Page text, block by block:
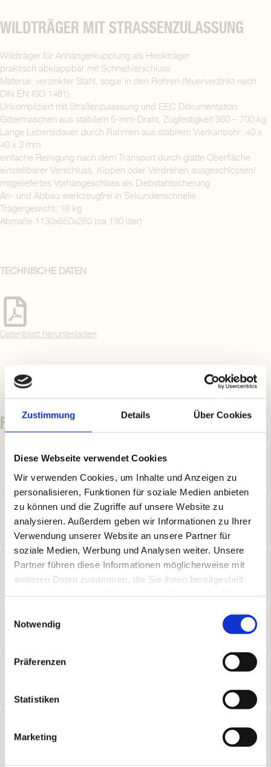
Zustimmung Details Über Cookies
Diese Webseite verwendet Cookies
Wir verwenden Cookies, um Inhalte und Anzeigen zu
personalisieren, Funktionen für soziale Medien anbieten
zu können und die Zugriffe auf unsere Website zu
analysieren. Außerdem geben wir Informationen zu Ihrer
Verwendung unserer Website an unsere Partner für
soziale Medien, Werbung und Analysen weiter. Unsere
Partner führen diese Informationen möglicherweise mit
weiteren Daten zusammen, die Sie ihnen bereitgestellt
Notwendig
Präferenzen
Statistiken
Marketing
WILDTRÄGER MIT STRASSENZULASSUNG
Wildträger für Anhängerkupplung als Heckträger
praktisch abklappbar mit Schnellverschluss
Material: verzinkter Stahl, sogar in den Rohren (feuerverzinkt nach
DIN EN ISO 1461)
Unkompliziert mit Straßenzulassung und EEC Dokumentation
Gittermaschen aus stabilem 5-mm-Draht, Zugfestigkeit 350 – 700 kg
Lange Lebensdauer durch Rahmen aus stabilem Vierkantrohr: 40 x
40 x 3 mm
einfache Reinigung nach dem Transport durch glatte Oberfläche
einstellbarer Verschluss, Kippen oder Verdrehen ausgeschlossen!
mitgeliefertes Vorhängeschloss als Diebstahlsicherung
An- und Abbau werkzeugfrei in Sekundenschnelle
Trägergewicht: 18 kg
Abmaße 1130x650x260 (ca.190 liter)
TECHNISCHE DATEN
Datenblatt herunterladen
FAQ - PRODUKT WILDTRÄGER
WELCHE VORTEILE HAT EIN KLAPPBARER
WILDTRÄGER FÜR DIE ANHÄNGERKUPPLUNG?
WORAUF MUSS ICH ACHTEN, WENN ICH DEN
WILDTRÄGER IM STRASSENVERKEHR NUTZE?
PASST EINE HERKÖMMLICHE WILDWANNE AUF DEN
WILDTRÄGER?
WELCHEN VORTEIL BIETET DIE SCHNELLKUPPLUNG
WARUM IST DAS MATERIAL BEIM WILDTRÄGER
ENTSCHEIDEND?